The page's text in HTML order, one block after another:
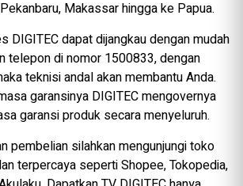
Makassar hingga ke Papua.
DIGITEC dapat dijangkau dengan mudah
telepon di nomor 1500833, dengan
teknisi andal akan membantu Anda.
garansinya DIGITEC mengovernya
garansi produk secara menyeluruh.
pembelian silahkan mengunjungi toko
terpercaya seperti Shopee, Tokopedia,